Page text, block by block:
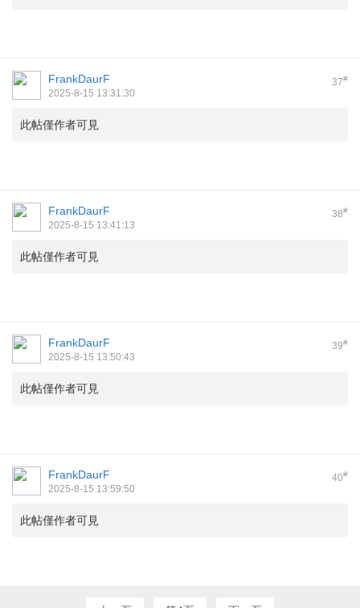
37#
FrankDaurF
2025-8-15 13:31:30
此帖僅作者可見
38#
FrankDaurF
2025-8-15 13:41:13
此帖僅作者可見
39#
FrankDaurF
2025-8-15 13:50:43
此帖僅作者可見
40#
FrankDaurF
2025-8-15 13:59:50
此帖僅作者可見